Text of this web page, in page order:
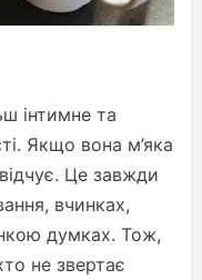
інтимне та
Якщо вона м’яка
Це завжди
вчинках,
думках. Тож,
не звертає